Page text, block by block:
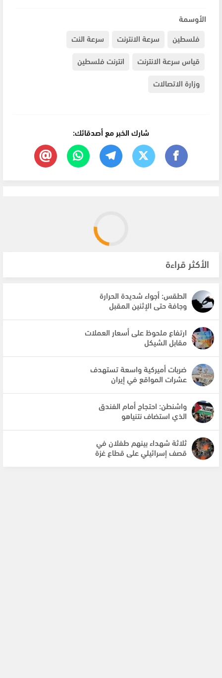
الأوسمة
فلسطين
سرعة الانترنت
سرعة النت
قياس سرعة الانترنت
انترنت فلسطين
وزارة الاتصالات
شارك الخبر مع أصدقائك:
الأكثر قراءة
الطقس: أجواء شديدة الحرارة
وجافة حتى الإثنين المقبل
ارتفاع ملحوظ على أسعار العملات
مقابل الشيكل
ضربات أميركية واسعة تستهدف
عشرات المواقع في إيران
واشنطن: احتجاج أمام الفندق
الذي استضاف نتنياهو
ثلاثة شهداء بينهم طفلان في
قصف إسرائيلي على قطاع غزة